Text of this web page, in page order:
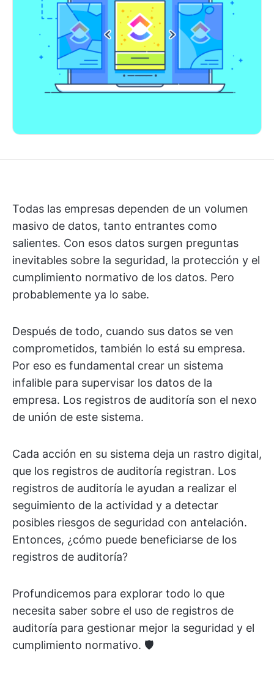
Todas las empresas dependen de un volumen
masivo de datos, tanto entrantes como
salientes. Con esos datos surgen preguntas
inevitables sobre la seguridad, la protección y el
cumplimiento normativo de los datos. Pero
probablemente ya lo sabe.
Después de todo, cuando sus datos se ven
comprometidos, también lo está su empresa.
Por eso es fundamental crear un sistema
infalible para supervisar los datos de la
empresa. Los registros de auditoría son el nexo
de unión de este sistema.
Cada acción en su sistema deja un rastro digital,
que los registros de auditoría registran. Los
registros de auditoría le ayudan a realizar el
seguimiento de la actividad y a detectar
posibles riesgos de seguridad con antelación.
Entonces, ¿cómo puede beneficiarse de los
registros de auditoría?
Profundicemos para explorar todo lo que
necesita saber sobre el uso de registros de
auditoría para gestionar mejor la seguridad y el
cumplimiento normativo. 🛡️